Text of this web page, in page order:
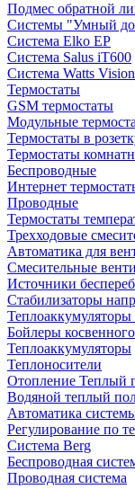
Подмес обратной
Системы "Умный
Система Elko EP
Система Salus iT600
Система Watts Vision
Термостаты
GSM термостаты
Модульные
Термостаты в
Термостаты
Беспроводные
Интернет
Проводные
Термостаты
Трехходовые
Автоматика для
Смесительные
Источники
Стабилизаторы
Бойлеры
Теплоаккумуляторы
Теплоносители
Отопление Теплый
Водяной теплый
Автоматика
Регулирование по
Система Berg
Беспроводная
Проводная система